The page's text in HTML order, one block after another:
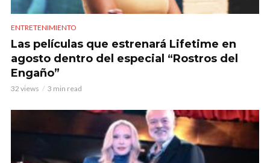
ENTRETENIMIENTO
Las películas que estrenará Lifetime en
agosto dentro del especial “Rostros del
Engaño”
32 views 3 min read